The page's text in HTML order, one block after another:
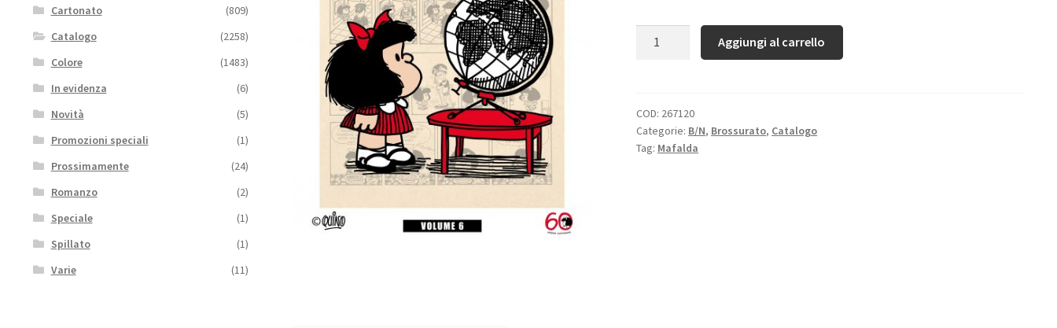
Aggiungi al carrello
COD: 267120
Categorie: B/N, Brossurato, Catalogo
Tag: Mafalda
Cartonato
(809)
Catalogo
(2258)
Colore
(1483)
In evidenza
(6)
Novità
(5)
Promozioni speciali
(1)
Prossimamente
(24)
Romanzo
(2)
Speciale
(1)
Spillato
(1)
Varie
(11)